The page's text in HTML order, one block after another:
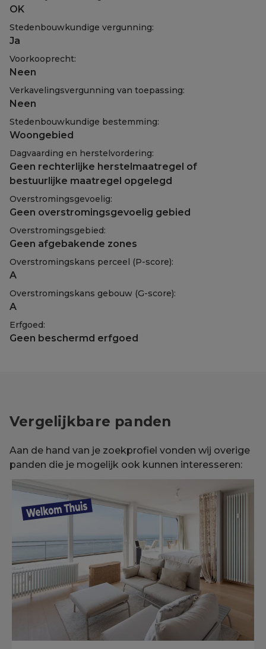
OK
Stedenbouwkundige vergunning:
Ja
Voorkooprecht:
Neen
Verkavelingsvergunning van toepassing:
Neen
Stedenbouwkundige bestemming:
Woongebied
Dagvaarding en herstelvordering:
Geen rechterlijke herstelmaatregel of
bestuurlijke maatregel opgelegd
Overstromingsgevoelig:
Geen overstromingsgevoelig gebied
Overstromingsgebied:
Geen afgebakende zones
Overstromingskans perceel (P-score):
A
Overstromingskans gebouw (G-score):
A
Erfgoed:
Geen beschermd erfgoed
Vergelijkbare panden
Aan de hand van je zoekprofiel vonden wij overige
panden die je mogelijk ook kunnen interesseren: